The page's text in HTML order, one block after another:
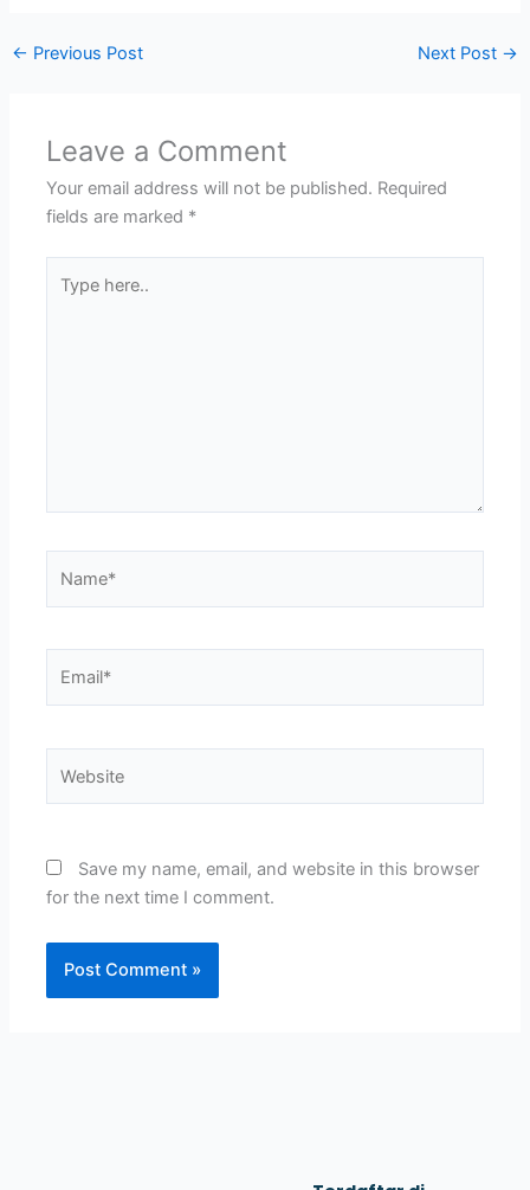
← Previous Post Next Post →
Leave a Comment
Your email address will not be published. Required
fields are marked *
here..
Save my name, email, and website in this browser
for the next time I comment.